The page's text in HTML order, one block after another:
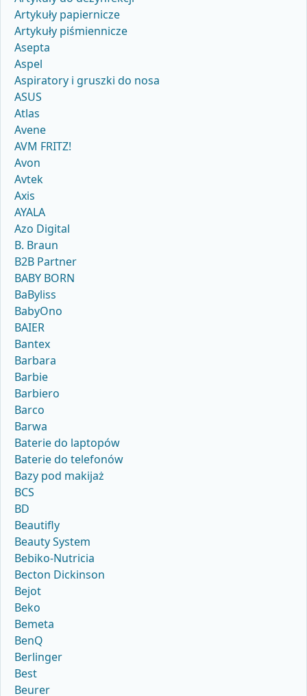
Artykuły papiernicze
Artykuły piśmiennicze
Asepta
Aspel
Aspiratory i gruszki do nosa
ASUS
Atlas
Avene
AVM FRITZ!
Avon
Avtek
Axis
AYALA
Azo Digital
B. Braun
B2B Partner
BABY BORN
BaByliss
BabyOno
BAIER
Bantex
Barbara
Barbie
Barbiero
Barco
Barwa
Baterie do laptopów
Baterie do telefonów
Bazy pod makijaż
BCS
BD
Beautifly
Beauty System
Bebiko-Nutricia
Becton Dickinson
Bejot
Beko
Bemeta
BenQ
Berlinger
Best
Beurer